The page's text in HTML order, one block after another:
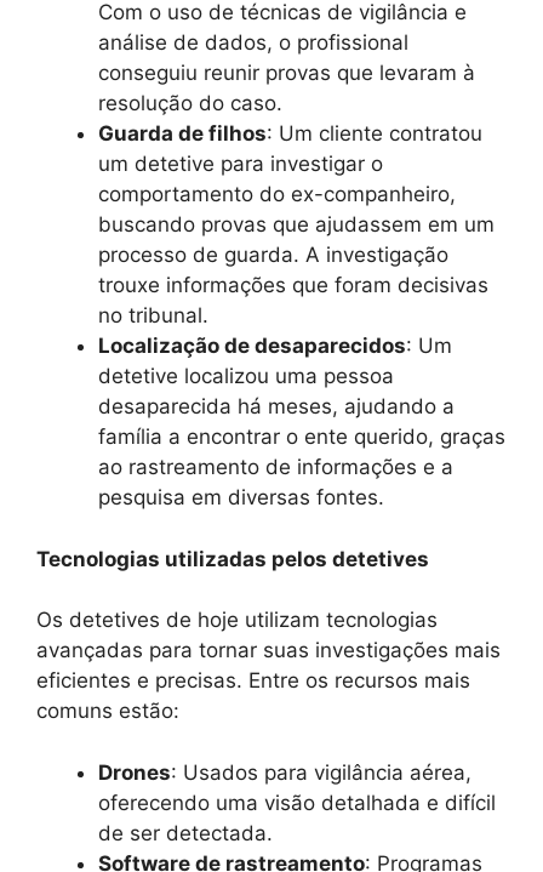
Com o uso de técnicas de vigilância e
análise de dados, o profissional
conseguiu reunir provas que levaram à
resolução do caso.
Guarda de filhos: Um cliente contratou
um detetive para investigar o
comportamento do ex-companheiro,
buscando provas que ajudassem em um
processo de guarda. A investigação
trouxe informações que foram decisivas
no tribunal.
Localização de desaparecidos: Um
detetive localizou uma pessoa
desaparecida há meses, ajudando a
família a encontrar o ente querido, graças
ao rastreamento de informações e a
pesquisa em diversas fontes.
Tecnologias utilizadas pelos detetives
Os detetives de hoje utilizam tecnologias
avançadas para tornar suas investigações mais
eficientes e precisas. Entre os recursos mais
comuns estão:
Drones: Usados para vigilância aérea,
oferecendo uma visão detalhada e difícil
de ser detectada.
Software de rastreamento: Programas